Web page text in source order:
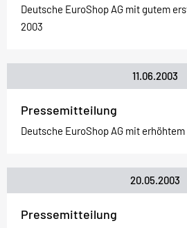
Deutsche EuroShop AG mit gutem
2003
11.06.2003
Pressemitteilung
Deutsche EuroShop AG mit
20.05.2003
Pressemitteilung